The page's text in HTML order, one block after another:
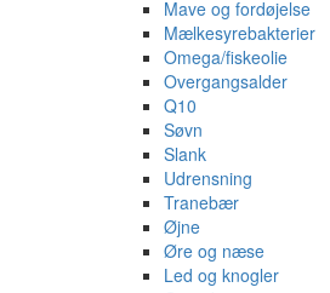
Mave og fordøjelse
Mælkesyrebakterier
Omega/fiskeolie
Overgangsalder
Q10
Søvn
Slank
Udrensning
Tranebær
Øjne
Øre og næse
Led og knogler